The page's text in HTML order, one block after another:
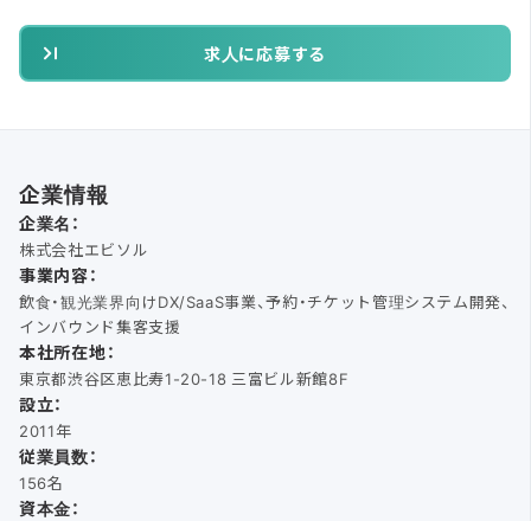
求人に応募する
企業情報
企業名：
株式会社エビソル
事業内容：
飲食・観光業界向けDX/SaaS事業、予約・チケット管理システム開発、
インバウンド集客支援
本社所在地：
東京都渋谷区恵比寿1-20-18 三富ビル新館8F
設立：
2011年
従業員数：
156名
資本金：